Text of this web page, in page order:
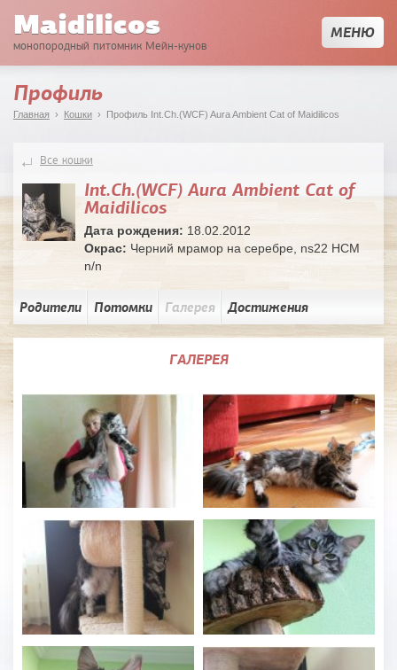
Maidilicos
монопородный питомник Мейн-кунов
МЕНЮ
Профиль
Главная › Кошки › Профиль Int.Ch.(WCF) Aura Ambient Cat of Maidilicos
Все кошки
Int.Ch.(WCF) Aura Ambient Cat of
Maidilicos
Дата рождения: 18.02.2012
Окрас: Черний мрамор на серебре, ns22 HCM
n/n
Родители Потомки Галерея Достижения
ГАЛЕРЕЯ